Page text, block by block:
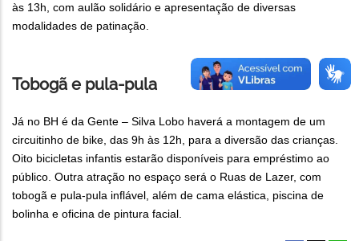
às 13h, com aulão solidário e apresentação de diversas
modalidades de patinação.
Tobogã e pula-pula
Já no BH é da Gente – Silva Lobo haverá a montagem de um
circuitinho de bike, das 9h às 12h, para a diversão das crianças.
Oito bicicletas infantis estarão disponíveis para empréstimo ao
público. Outra atração no espaço será o Ruas de Lazer, com
tobogã e pula-pula inflável, além de cama elástica, piscina de
bolinha e oficina de pintura facial.